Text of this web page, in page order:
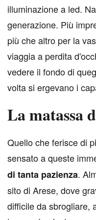
illuminazione a led.
generazione. Più
più che altro per la
viaggia a perdita
vedere il fondo di
volta si ergevano i
La matassa
Quello che ferisce di
sensato a queste
di tanta pazienza.
sito di Arese, dove
difficile da sbrogliare,